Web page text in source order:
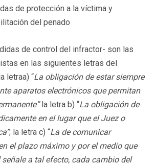
de protección a la víctima y
del penado
de control del infractor- son las
en las siguientes letras del
letraa) “La obligación de estar siempre
aparatos electrónicos que permitan
la letra b) “La obligación de
en el lugar que el Juez o
; la letra c) “La de comunicar
el plazo máximo y por el medio que
a tal efecto, cada cambio del